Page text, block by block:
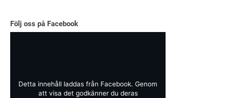
Följ oss på Facebook
Detta innehåll laddas från Facebook. Genom
att visa det godkänner du deras